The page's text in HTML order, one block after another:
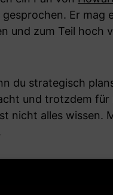
Er mag
und zum Teil hoch
du strategisch
und trotzdem
nicht alles wissen.